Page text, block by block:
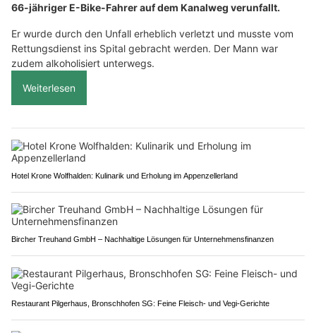
66-jähriger E-Bike-Fahrer auf dem Kanalweg verunfallt.
Er wurde durch den Unfall erheblich verletzt und musste vom
Rettungsdienst ins Spital gebracht werden. Der Mann war
zudem alkoholisiert unterwegs.
Weiterlesen
Hotel Krone Wolfhalden: Kulinarik und Erholung im Appenzellerland
Bircher Treuhand GmbH – Nachhaltige Lösungen für Unternehmensfinanzen
Restaurant Pilgerhaus, Bronschhofen SG: Feine Fleisch- und Vegi-Gerichte